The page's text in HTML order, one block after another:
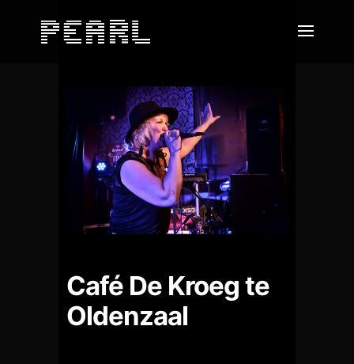
Café De Kroeg te
Oldenzaal